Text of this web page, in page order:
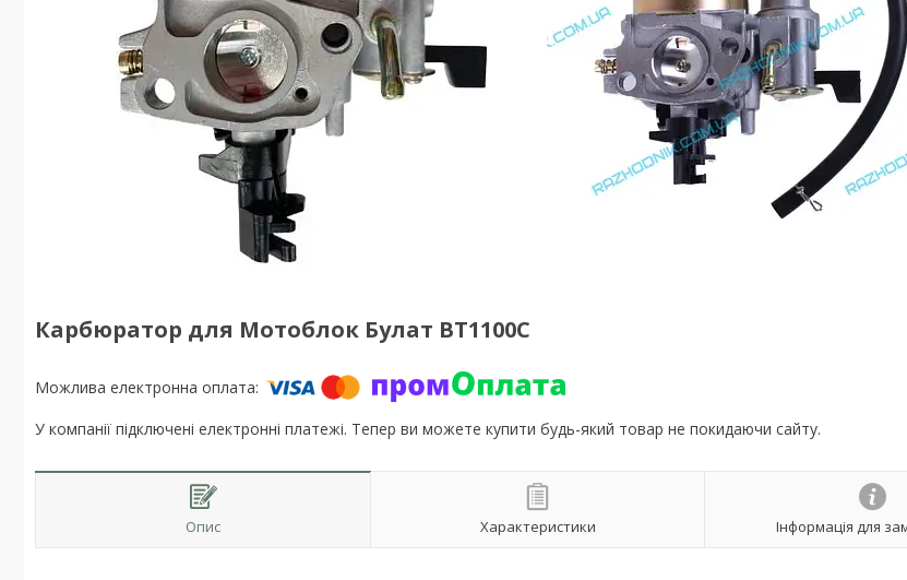
Карбюратор для Мотоблок Булат ВТ1100C
У компанії підключені електронні платежі. Тепер ви можете купити будь-який товар не покидаючи сайту.
Опис Характеристики Інформація для